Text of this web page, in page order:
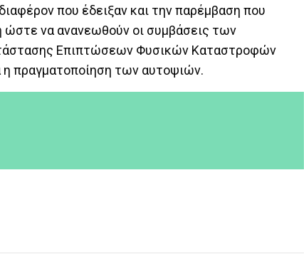
που έδειξαν και την παρέμβαση που
να ανανεωθούν οι συμβάσεις των
Επιπτώσεων Φυσικών Καταστροφών
η πραγματοποίηση των αυτοψιών.